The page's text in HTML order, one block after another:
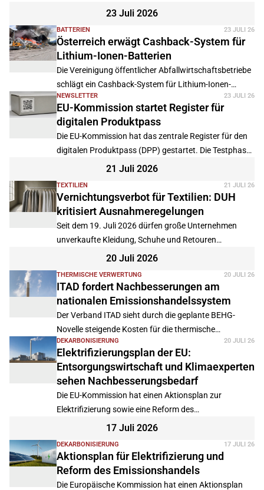
Europe", dass die Kreislaufwirtschaft in Europa trotz
Europa strukturell unterentwickelt ist.
23 Juli 2026
BATTERIEN 23 JULI 26
Österreich erwägt Cashback-System für
Lithium-Ionen-Batterien
Die Vereinigung öffentlicher Abfallwirtschaftsbetriebe
schlägt ein Cashback-System für Lithium-Ionen-
Batterien vor, um die niedrige Sammelquote zu
erhöhen und Brände in der Abfallwirtschaft zu
reduzieren. Eine Studie beziffert das mögliche
Einsparpotenzial bei Brandschäden auf 480 Millionen
Euro über fünf Jahre.
NEWSLETTER 23 JULI 26
EU-Kommission startet Register für
digitalen Produktpass
Die EU-Kommission hat das zentrale Register für den
digitalen Produktpass (DPP) gestartet. Die Testphase
soll die Einführung vor Ablauf der ersten
21 Juli 2026
TEXTILIEN 21 JULI 26
Vernichtungsverbot für Textilien: DUH
kritisiert Ausnahmeregelungen
Seit dem 19. Juli 2026 dürfen große Unternehmen
unverkaufte Kleidung, Schuhe und Retouren
grundsätzlich nicht mehr vernichten. Die Deutsche
zahlreichen Ausnahmeregelungen, die das Verbot in
der Praxis aushöhlen könnten.
20 Juli 2026
THERMISCHE VERWERTUNG 20 JULI 26
ITAD fordert Nachbesserungen am
nationalen Emissionshandelssystem
Der Verband ITAD sieht durch die geplante BEHG-
Novelle steigende Kosten für die thermische
Abfallbehandlung, ohne dass ein Klimaschutzeffekt
erkennbar sei. Der Verband fordert Nachbesserungen
beim Versteigerungsverfahren und mehr
Planungssicherheit ab 2028.
DEKARBONISIERUNG 20 JULI 26
Elektrifizierungsplan der EU:
Entsorgungswirtschaft und Klimaexperten
sehen Nachbesserungsbedarf
Die EU-Kommission hat einen Aktionsplan zur
Elektrifizierung sowie eine Reform des
Emissionshandels vorgelegt. Während der BDE vor
wirksame Deponie-Regulierung kritisiert, warnt das
Öko-Institut vor einem neuen Zertifikate-Überschuss,
der die Klimaziele 2040 gefährden könnte.
17 Juli 2026
DEKARBONISIERUNG 17 JULI 26
Aktionsplan für Elektrifizierung und
Reform des Emissionshandels
Die Europäische Kommission hat einen Aktionsplan